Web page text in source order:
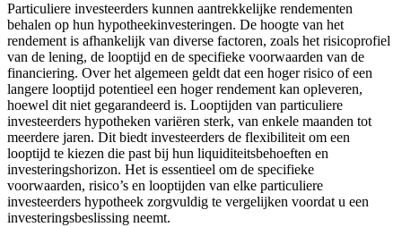
Particuliere investeerders kunnen aantrekkelijke rendementen
behalen op hun hypotheekinvesteringen. De hoogte van het
rendement is afhankelijk van diverse factoren, zoals het risicoprofiel
van de lening, de looptijd en de specifieke voorwaarden van de
financiering. Over het algemeen geldt dat een hoger risico of een
langere looptijd potentieel een hoger rendement kan opleveren,
hoewel dit niet gegarandeerd is. Looptijden van particuliere
investeerders hypotheken variëren sterk, van enkele maanden tot
meerdere jaren. Dit biedt investeerders de flexibiliteit om een
looptijd te kiezen die past bij hun liquiditeitsbehoeften en
investeringshorizon. Het is essentieel om de specifieke
voorwaarden, risico’s en looptijden van elke particuliere
investeerders hypotheek zorgvuldig te vergelijken voordat u een
investeringsbeslissing neemt.